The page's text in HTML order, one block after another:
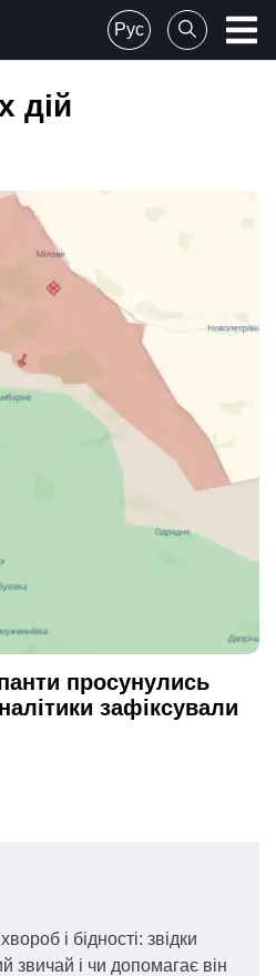
Рус
дій
просунулись
зафіксували
і бідності: звідки
звичай і чи допомагає він